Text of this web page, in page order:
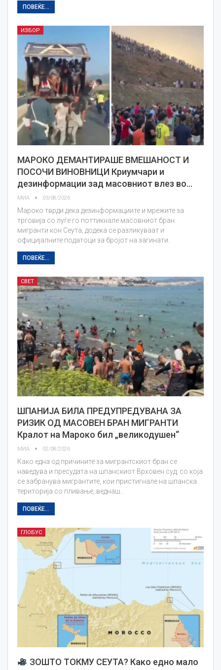
ПОВЕЌЕ...
ИЗБОР
МАРОКО ДЕМАНТИРАШЕ ВМЕШАНОСТ И
ПОСОЧИ ВИНОВНИЦИ Криумчари и
дезинформации зад масовниот влез во…
МИА 03/08/2026
Мароко тврди дека дезинформациите и мрежите за
трговија со луѓе го поттикнале масовниот бран
мигранти кон Сеута, додека се разликуваат и
официјалните податоци за бројот на загинати.
ПОВЕЌЕ...
СВЕТ
ШПАНИЈА БИЛА ПРЕДУПРЕДУВАНА ЗА
РИЗИК ОД МАСОВЕН БРАН МИГРАНТИ
Кралот на Мароко бил „великодушен“
МИА 02/08/2026
Како една од причините за мигрантскиот бран се
наведува и пресудата на шпанскиот Врховен суд, со која
се забранува мигрантите, кои пристигнале на шпанска
територија со пливање, веднаш…
ПОВЕЌЕ...
ГЛОБУС
ЗОШТО ТОКМУ СЕУТА? Како едно мало